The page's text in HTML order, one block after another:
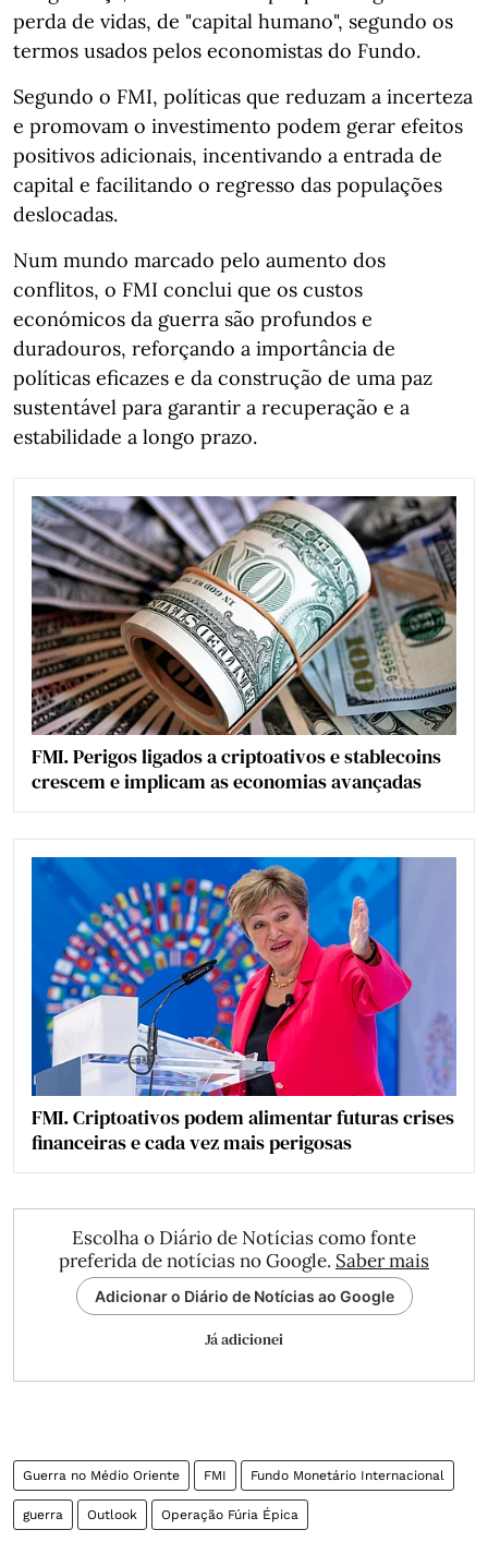
perda de vidas, de "capital humano", segundo os
termos usados pelos economistas do Fundo.
Segundo o FMI, políticas que reduzam a incerteza
e promovam o investimento podem gerar efeitos
positivos adicionais, incentivando a entrada de
capital e facilitando o regresso das populações
deslocadas.
Num mundo marcado pelo aumento dos
conflitos, o FMI conclui que os custos
económicos da guerra são profundos e
duradouros, reforçando a importância de
políticas eficazes e da construção de uma paz
sustentável para garantir a recuperação e a
estabilidade a longo prazo.
FMI. Perigos ligados a criptoativos e stablecoins
crescem e implicam as economias avançadas
FMI. Criptoativos podem alimentar futuras crises
financeiras e cada vez mais perigosas
Escolha o Diário de Notícias como fonte
preferida de notícias no Google. Saber mais
Adicionar o Diário de Notícias ao Google
Já adicionei
Guerra no Médio Oriente FMI Fundo Monetário Internacional
guerra Outlook Operação Fúria Épica